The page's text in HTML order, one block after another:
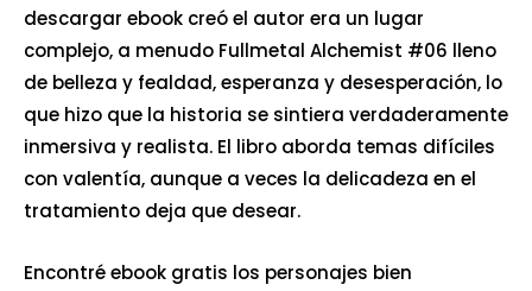
descargar ebook creó el autor era un lugar
complejo, a menudo Fullmetal Alchemist #06 lleno
de belleza y fealdad, esperanza y desesperación, lo
que hizo que la historia se sintiera verdaderamente
inmersiva y realista. El libro aborda temas difíciles
con valentía, aunque a veces la delicadeza en el
tratamiento deja que desear.
Encontré ebook gratis los personajes bien